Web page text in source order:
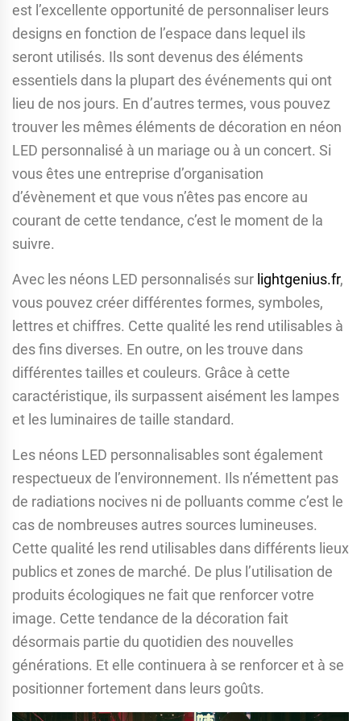
est l’excellente opportunité de personnaliser leurs
designs en fonction de l’espace dans lequel ils
seront utilisés. Ils sont devenus des éléments
essentiels dans la plupart des événements qui ont
lieu de nos jours. En d’autres termes, vous pouvez
trouver les mêmes éléments de décoration en néon
LED personnalisé à un mariage ou à un concert. Si
vous êtes une entreprise d’organisation
d’évènement et que vous n’êtes pas encore au
courant de cette tendance, c’est le moment de la
suivre.
Avec les néons LED personnalisés sur lightgenius.fr,
vous pouvez créer différentes formes, symboles,
lettres et chiffres. Cette qualité les rend utilisables à
des fins diverses. En outre, on les trouve dans
différentes tailles et couleurs. Grâce à cette
caractéristique, ils surpassent aisément les lampes
et les luminaires de taille standard.
Les néons LED personnalisables sont également
respectueux de l’environnement. Ils n’émettent pas
de radiations nocives ni de polluants comme c’est le
cas de nombreuses autres sources lumineuses.
Cette qualité les rend utilisables dans différents lieux
publics et zones de marché. De plus l’utilisation de
produits écologiques ne fait que renforcer votre
image. Cette tendance de la décoration fait
désormais partie du quotidien des nouvelles
générations. Et elle continuera à se renforcer et à se
positionner fortement dans leurs goûts.